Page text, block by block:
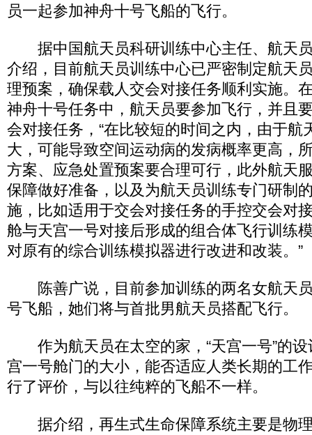
员一起参加神舟十号飞船的飞行。
据中国航天员科研训练中心主任、航天
介绍，目前航天员训练中心已严密制定航天
理预案，确保载人交会对接任务顺利实施。
神舟十号任务中，航天员要参加飞行，并且
会对接任务，“在比较短的时间之内，由于航
大，可能导致空间运动病的发病概率更高，
方案、应急处置预案要合理可行，此外航天
保障做好准备，以及为航天员训练专门研制
施，比如适用于交会对接任务的手控交会对
舱与天宫一号对接后形成的组合体飞行训练
对原有的综合训练模拟器进行改进和改装。”
陈善广说，目前参加训练的两名女航天
号飞船，她们将与首批男航天员搭配飞行。
作为航天员在太空的家，“天宫一号”的设
宫一号舱门的大小，能否适应人类长期的工
行了评价，与以往纯粹的飞船不一样。
据介绍，再生式生命保障系统主要是物